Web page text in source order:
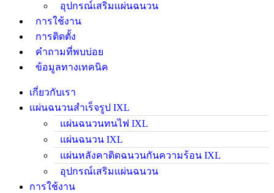
อุปกรณ์เสริมแผ่นฉนวน
การใช้งาน
การติดตั้ง
คำถามที่พบบ่อย
ข้อมูลทางเทคนิค
เกี่ยวกับเรา
แผ่นฉนวนสำเร็จรูป IXL
แผ่นฉนวนทนไฟ IXL
แผ่นฉนวน IXL
แผ่นหลังคาติดฉนวนกันความร้อน IXL
อุปกรณ์เสริมแผ่นฉนวน
การใช้งาน